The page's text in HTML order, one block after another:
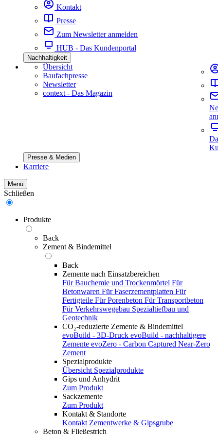
Kontakt
Presse
Zum Newsletter anmelden
HUB - Das Kundenportal
Nachhaltigkeit
Übersicht
Baufachpresse
Newsletter
context - Das Magazin
Presse & Medien
Karriere
Menü
Schließen
Produkte
Back
Zement & Bindemittel
Back
Zemente nach Einsatzbereichen
Für Bauchemie und Trockenmörtel Für
Betonwaren Für Faserzementplatten Für
Fertigteile Für Porenbeton Für Transportbeton
Für Verkehrswegebau Spezialtiefbau und
Geotechnik
CO₂-reduzierte Zemente & Bindemittel
evoBuild - 3D-Druck evoBuild - nachhaltigere
Zemente evoZero - Carbon Captured Near-Zero
Zement
Spezialprodukte
Übersicht Spezialprodukte
Gips und Anhydrit
Zum Produkt
Sackzemente
Zum Produkt
Kontakt & Standorte
Kontakt Zementwerke & Gipsgrube
Beton & Fließestrich